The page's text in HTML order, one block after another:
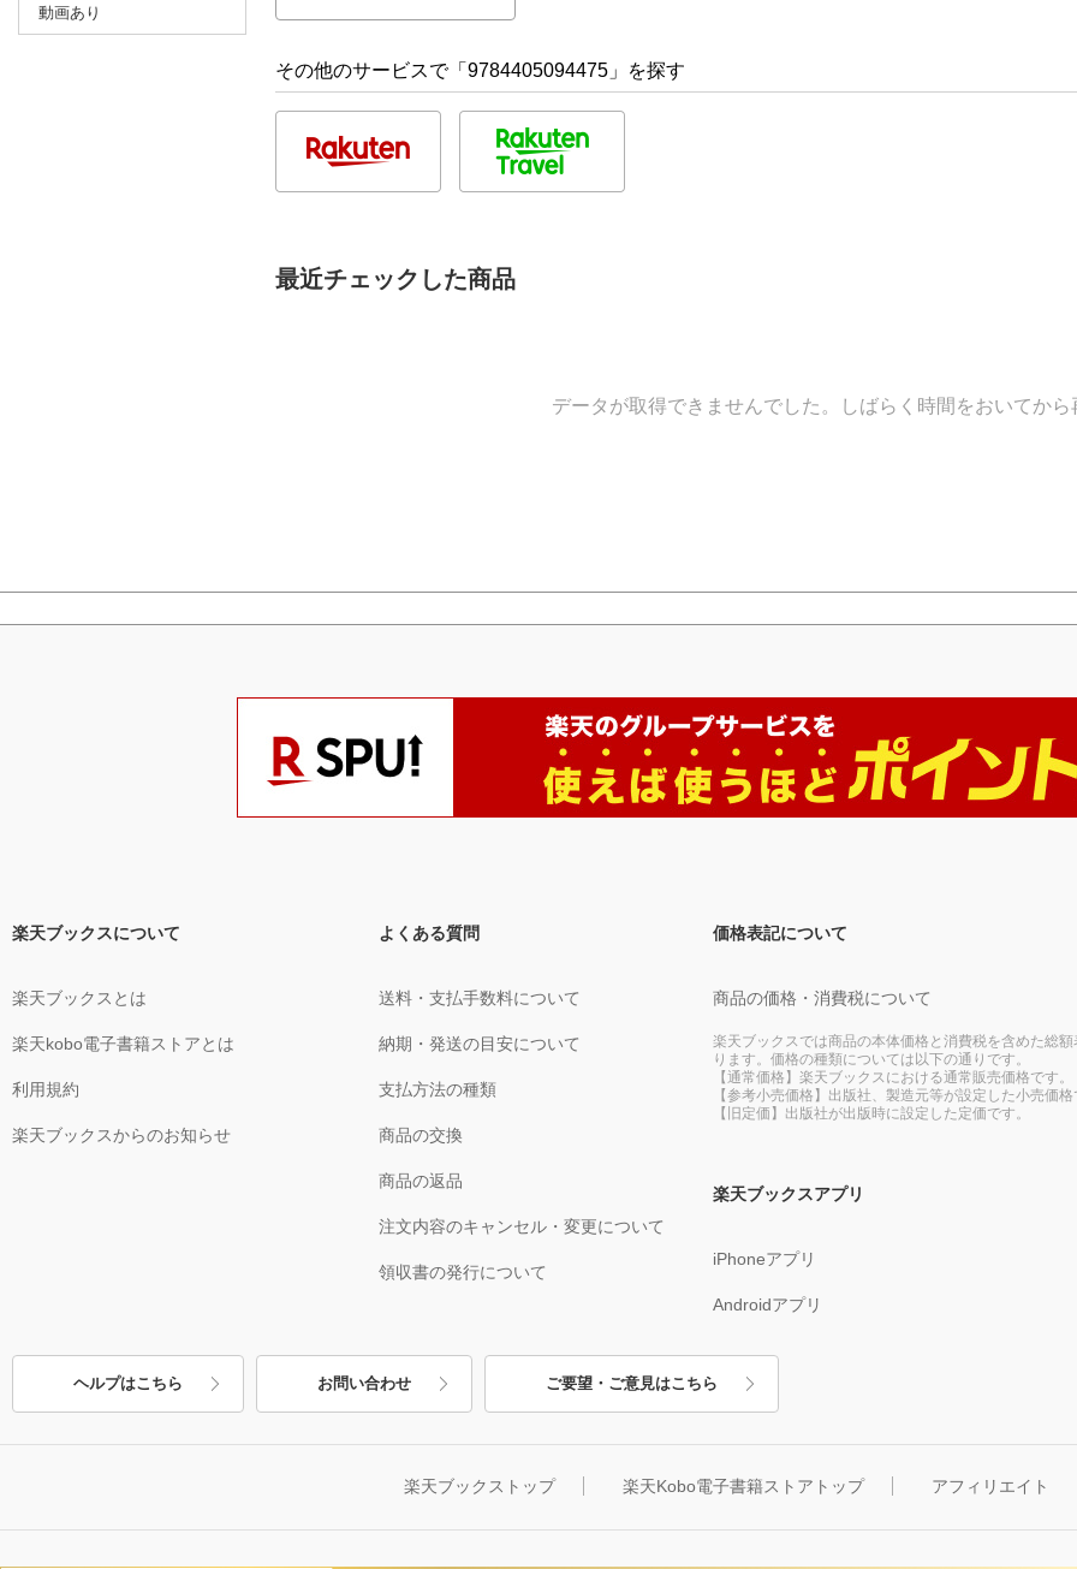
動画あり
その他のサービスで「9784405094475」を探す
最近チェックした商品
データが取得できませんでした。しばらく時間をおいてから
楽天ブックスについて
楽天ブックスとは
楽天kobo電子書籍ストアとは
利用規約
楽天ブックスからのお知らせ
よくある質問
送料・支払手数料について
納期・発送の目安について
支払方法の種類
商品の交換
商品の返品
注文内容のキャンセル・変更について
領収書の発行について
価格表記について
商品の価格・消費税について
楽天ブックスでは商品の本体価格と消費税を含めた総額
ります。価格の種類については以下の通りです。
【通常価格】楽天ブックスにおける通常販売価格です。
【参考小売価格】出版社、製造元等が設定した小売価格
【旧定価】出版社が出版時に設定した定価です。
楽天ブックスアプリ
iPhoneアプリ
Androidアプリ
ヘルプはこちら お問い合わせ ご要望・ご意見はこちら
楽天ブックストップ 楽天Kobo電子書籍ストアトップ アフィリエイト